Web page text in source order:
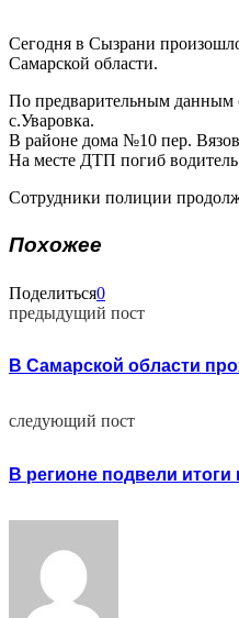
Сегодня в Сызрани
Самарской области.
По предварительным данным
с.Уваровка.
В районе дома №10 пер.
На месте ДТП погиб
Сотрудники полиции
Похожее
Поделиться0
предыдущий пост
В Самарской области
следующий пост
В регионе подвели